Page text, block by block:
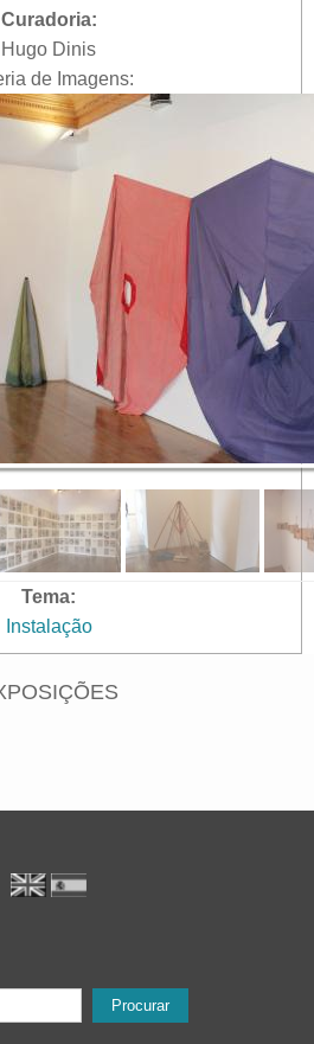
Curadoria:
Hugo Dinis
de Imagens:
Tema:
Instalação